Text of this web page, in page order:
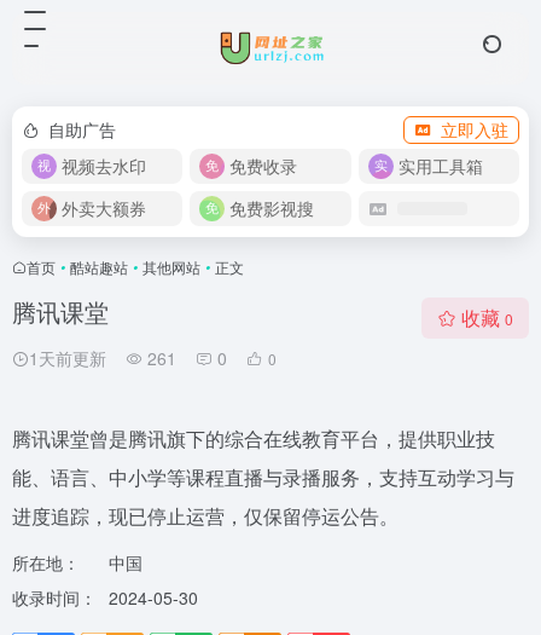
自助广告
立即入驻
视频去水印
免费收录
实用工具箱
外卖大额券
免费影视搜
首页 • 酷站趣站 • 其他网站 • 正文
腾讯课堂
1天前更新 261 0 0
收藏 0
腾讯课堂曾是腾讯旗下的综合在线教育平台，提供职业技
能、语言、中小学等课程直播与录播服务，支持互动学习与
进度追踪，现已停止运营，仅保留停运公告。
所在地：
中国
收录时间：
2024-05-30